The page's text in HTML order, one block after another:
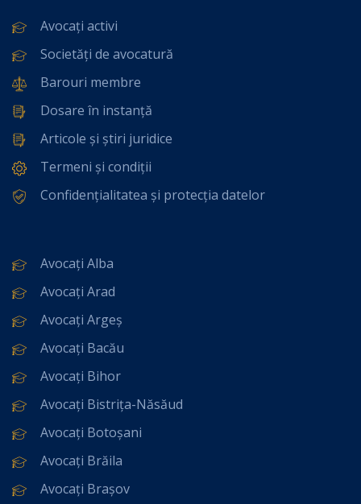
Avocați activi
Societăți de avocatură
Barouri membre
Dosare în instanță
Articole și știri juridice
Termeni și condiții
Confidențialitatea și protecția datelor
Avocați Alba
Avocați Arad
Avocați Argeș
Avocați Bacău
Avocați Bihor
Avocați Bistrița-Năsăud
Avocați Botoșani
Avocați Brăila
Avocați Brașov